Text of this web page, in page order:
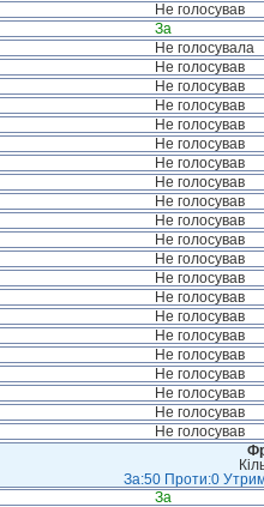
Не голосував
За
Не голосувала
Не голосував
Не голосував
Не голосував
Не голосував
Не голосував
Не голосував
Не голосував
Не голосував
Не голосував
Не голосував
Не голосував
Не голосував
Не голосував
Не голосував
Не голосував
Не голосував
Не голосував
Не голосував
Не голосував
Не голосував
За:50 Проти:0
За